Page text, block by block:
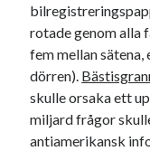
nostalgi
reklam
sommar
Stockholm
rotade genom alla
fem mellan
dörren).
skulle orsaka ett
miljard frågor
antiamerikansk